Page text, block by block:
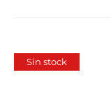
Sin stock